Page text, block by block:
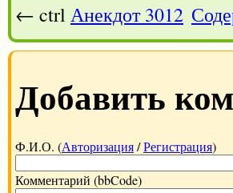
← ctrl Анекдот 3012
Добавить
Ф.И.О. (Авторизация/Регистрация)
Комментарий (bbCode)